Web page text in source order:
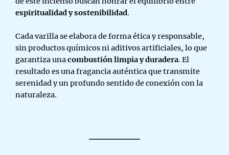
espiritualidad y sostenibilidad.
Cada varilla se elabora de forma ética y responsable,
sin productos químicos ni aditivos artificiales, lo que
garantiza unacombustión limpia y duradera. El
resultado es una fragancia auténtica que transmite
serenidad y un profundo sentido de conexión con la
naturaleza.